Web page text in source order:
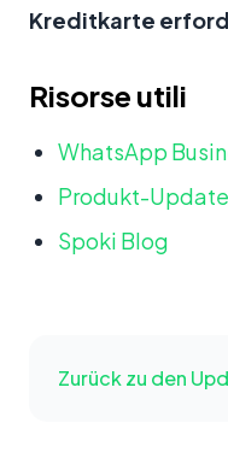
Kreditkarte
Risorse utili
WhatsApp
Produkt-
Spoki Blog
Zurück zu den